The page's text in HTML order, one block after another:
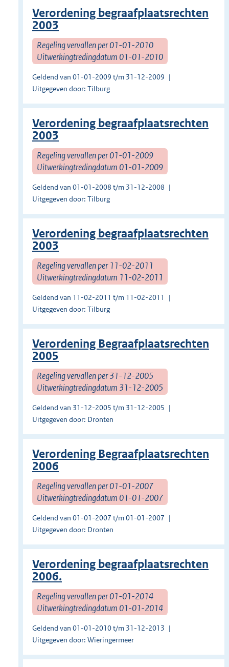
Verordening begraafplaatsrechten
2003
Regeling vervallen per 01-01-2010
Uitwerkingtredingdatum 01-01-2010
Geldend van 01-01-2009 t/m 31-12-2009
Uitgegeven door: Tilburg
Verordening begraafplaatsrechten
2003
Regeling vervallen per 01-01-2009
Uitwerkingtredingdatum 01-01-2009
Geldend van 01-01-2008 t/m 31-12-2008
Uitgegeven door: Tilburg
Verordening begraafplaatsrechten
2003
Regeling vervallen per 11-02-2011
Uitwerkingtredingdatum 11-02-2011
Geldend van 11-02-2011 t/m 11-02-2011
Uitgegeven door: Tilburg
Verordening Begraafplaatsrechten
2005
Regeling vervallen per 31-12-2005
Uitwerkingtredingdatum 31-12-2005
Geldend van 31-12-2005 t/m 31-12-2005
Uitgegeven door: Dronten
Verordening Begraafplaatsrechten
2006
Regeling vervallen per 01-01-2007
Uitwerkingtredingdatum 01-01-2007
Geldend van 01-01-2007 t/m 01-01-2007
Uitgegeven door: Dronten
Verordening begraafplaatsrechten
2006.
Regeling vervallen per 01-01-2014
Uitwerkingtredingdatum 01-01-2014
Geldend van 01-01-2010 t/m 31-12-2013
Uitgegeven door: Wieringermeer